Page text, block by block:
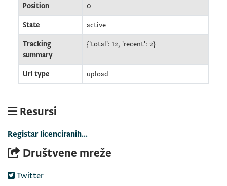
Resursi
Registar licenciranih...
Društvene mreže
Twitter
Position 0
State active
Tracking
summary
{'total': 12, 'recent': 2}
Url type upload